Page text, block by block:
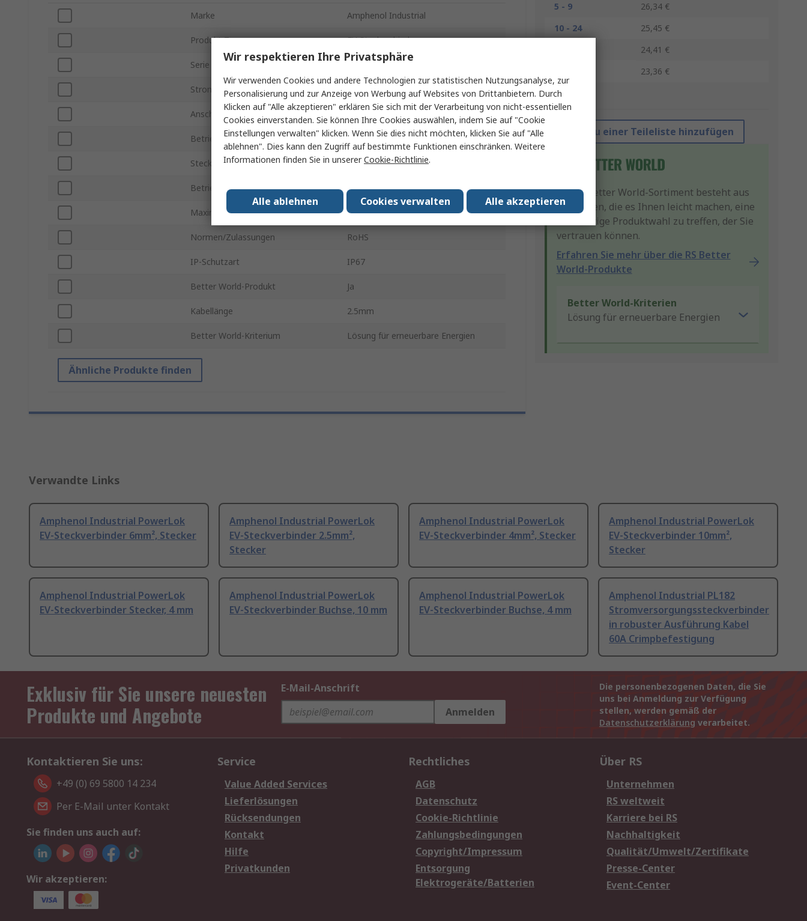
5 - 9
26,34 €
10 - 24
25,45 €
24,41 €
23,36 €
*Richtpreis
Zu einer Teileliste hinzufügen
Unser Better World-Sortiment besteht aus
Produkten, die es Ihnen leicht machen, eine
nachhaltige Produktwahl zu treffen, der Sie
vertrauen können.
Erfahren Sie mehr über die RS Better
World-Produkte
Better World-Kriterien
Lösung für erneuerbare Energien
Marke Amphenol Industrial
Produkt Typ EV-Steckverbinder
Serie PowerLok
Stromstärke 60A
Anschlusstyp Crimpbefestigung
Betriebsspannung 1000V
Steckverbinder Gender Buchse
Betriebstemperatur min. -40°C
Maximale Betriebstemperatur 125°C
Normen/Zulassungen RoHS
IP-Schutzart IP67
Better World-Produkt Ja
Kabellänge 2.5mm
Better World-Kriterium Lösung für erneuerbare Energien
Ähnliche Produkte finden
Verwandte Links
Amphenol Industrial PowerLok
EV-Steckverbinder 6mm², Stecker
Amphenol Industrial PowerLok
EV-Steckverbinder 2.5mm²,
Stecker
Amphenol Industrial PowerLok
EV-Steckverbinder 4mm², Stecker
Amphenol Industrial PowerLok
EV-Steckverbinder 10mm²,
Stecker
Amphenol Industrial PowerLok
EV-Steckverbinder Stecker, 4 mm
Amphenol Industrial PowerLok
EV-Steckverbinder Buchse, 10 mm
Amphenol Industrial PowerLok
EV-Steckverbinder Buchse, 4 mm
Amphenol Industrial PL182
Stromversorgungssteckverbinder
in robuster Ausführung Kabel
60A Crimpbefestigung
Exklusiv für Sie unsere neuesten
Produkte und Angebote
E-Mail-Anschrift
Anmelden
Die personenbezogenen Daten, die Sie
uns bei Anmeldung zur Verfügung
stellen, werden gemäß der
Datenschutzerklärung verarbeitet.
Kontaktieren Sie uns:
+49 (0) 69 5800 14 234
Per E-Mail unter Kontakt
Sie finden uns auch auf:
Wir akzeptieren:
Service
Value Added Services
Lieferlösungen
Rücksendungen
Kontakt
Hilfe
Privatkunden
Rechtliches
AGB
Datenschutz
Cookie-Richtlinie
Zahlungsbedingungen
Copyright/Impressum
Entsorgung
Elektrogeräte/Batterien
Über RS
Unternehmen
RS weltweit
Karriere bei RS
Nachhaltigkeit
Qualität/Umwelt/Zertifikate
Presse-Center
Event-Center
Wir respektieren Ihre Privatsphäre
Wir verwenden Cookies und andere Technologien zur statistischen Nutzungsanalyse, zur
Personalisierung und zur Anzeige von Werbung auf Websites von Drittanbietern. Durch
Klicken auf "Alle akzeptieren" erklären Sie sich mit der Verarbeitung von nicht-essentiellen
Cookies einverstanden. Sie können Ihre Cookies auswählen, indem Sie auf "Cookie
Einstellungen verwalten" klicken. Wenn Sie dies nicht möchten, klicken Sie auf "Alle
ablehnen". Dies kann den Zugriff auf bestimmte Funktionen einschränken. Weitere
Informationen finden Sie in unsererCookie-Richtlinie.
Alle akzeptieren
Cookies verwalten
Alle ablehnen